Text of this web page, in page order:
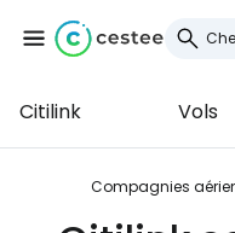
Citilink Vols
Se
Cestee